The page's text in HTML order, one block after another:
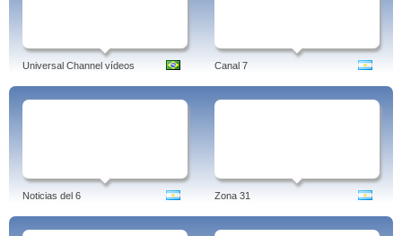
Universal Channel vídeos Canal 7
Noticias del 6 Zona 31